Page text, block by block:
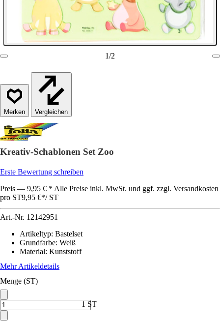
1/2
Vergleichen
Kreativ-Schablonen Set Zoo
Erste Bewertung schreiben
Preis — 9,95 € * Alle Preise inkl. MwSt. und ggf. zzgl. Versandkosten
pro ST9,95 €*/ ST
Art.-Nr. 12142951
Artikeltyp: Bastelset
Grundfarbe: Weiß
Material: Kunststoff
Mehr Artikeldetails
Menge (ST)
1 ST